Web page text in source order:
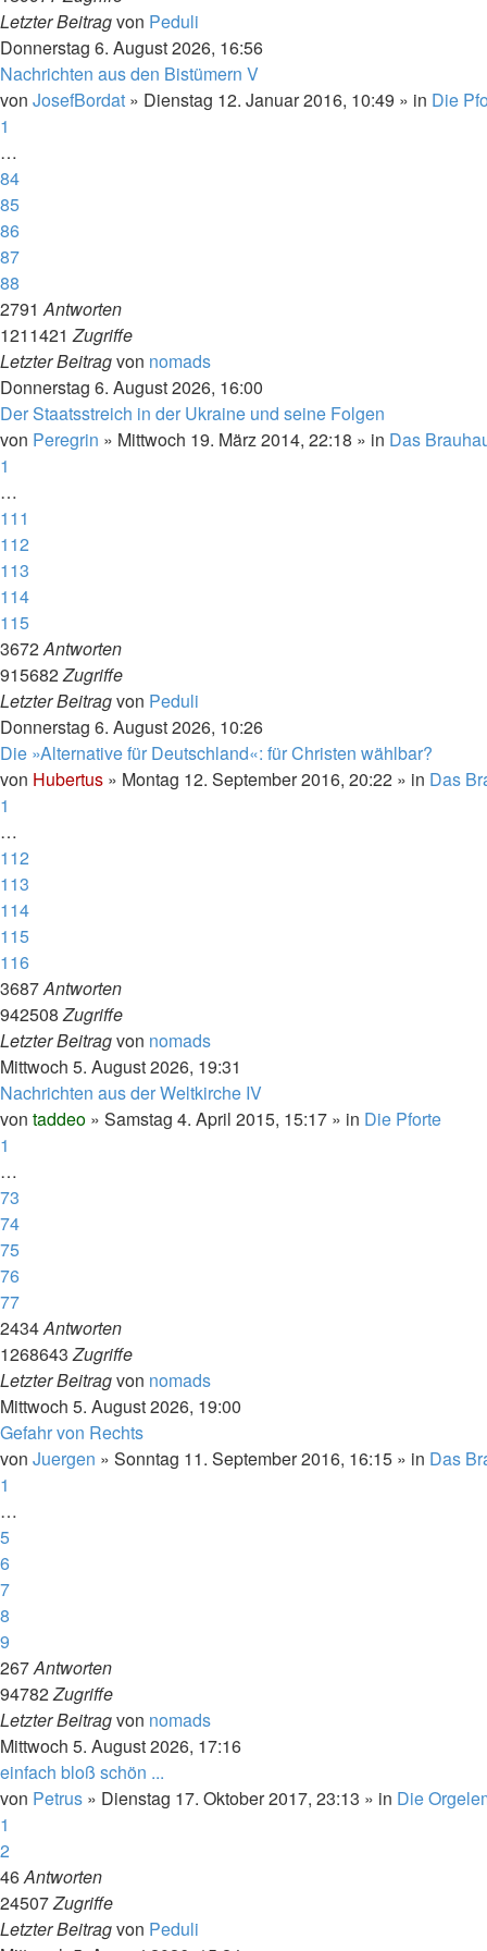
Letzter Beitragvon Peduli
Donnerstag 6. August 2026, 16:56
Nachrichten aus den Bistümern V
von JosefBordat » Dienstag 12. Januar 2016, 10:49 » in Die
1
…
84
85
86
87
88
2791Antworten
1211421Zugriffe
Letzter Beitragvon nomads
Donnerstag 6. August 2026, 16:00
Der Staatsstreich in der Ukraine und seine Folgen
von Peregrin » Mittwoch 19. März 2014, 22:18 » in Das
1
…
111
112
113
114
115
3672Antworten
915682Zugriffe
Letzter Beitragvon Peduli
Donnerstag 6. August 2026, 10:26
Die »Alternative für Deutschland«: für Christen wählbar?
von Hubertus » Montag 12. September 2016, 20:22 » in Das
1
…
112
113
114
115
116
3687Antworten
942508Zugriffe
Letzter Beitragvon nomads
Mittwoch 5. August 2026, 19:31
Nachrichten aus der Weltkirche IV
von taddeo » Samstag 4. April 2015, 15:17 » in Die Pforte
1
…
73
74
75
76
77
2434Antworten
1268643Zugriffe
Letzter Beitragvon nomads
Mittwoch 5. August 2026, 19:00
Gefahr von Rechts
von Juergen » Sonntag 11. September 2016, 16:15 » in Das
1
…
5
6
7
8
9
267Antworten
94782Zugriffe
Letzter Beitragvon nomads
Mittwoch 5. August 2026, 17:16
einfach bloß schön ...
von Petrus » Dienstag 17. Oktober 2017, 23:13 » in Die
1
2
46Antworten
24507Zugriffe
Letzter Beitragvon Peduli